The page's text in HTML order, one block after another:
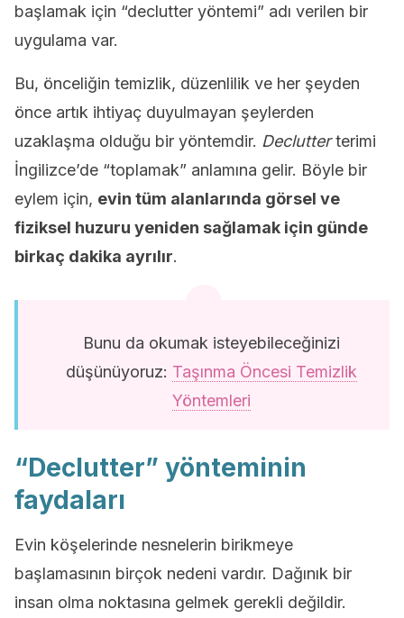
başlamak için “declutter yöntemi” adı verilen bir
uygulama var.
Bu, önceliğin temizlik, düzenlilik ve her şeyden
önce artık ihtiyaç duyulmayan şeylerden
uzaklaşma olduğu bir yöntemdir. Declutterterimi
İngilizce’de “toplamak” anlamına gelir. Böyle bir
eylem için, evin tüm alanlarında görsel ve
fiziksel huzuru yeniden sağlamak için günde
birkaç dakika ayrılır.
Bunu da okumak isteyebileceğinizi
düşünüyoruz: Taşınma Öncesi Temizlik
Yöntemleri
“Declutter” yönteminin
faydaları
Evin köşelerinde nesnelerin birikmeye
başlamasının birçok nedeni vardır. Dağınık bir
insan olma noktasına gelmek gerekli değildir.